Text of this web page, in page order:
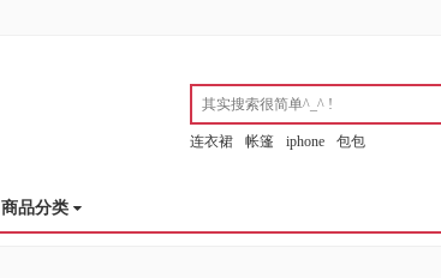
连衣裙 帐篷 iphone 包包
商品分类